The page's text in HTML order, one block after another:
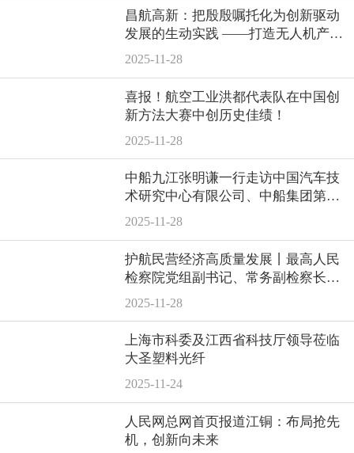
昌航高新：把殷殷嘱托化为创新驱动
发展的生动实践 ——打造无人机产业
多元化发展新格局
2025-11-28
喜报！航空工业洪都代表队在中国创
新方法大赛中创历史佳绩！
2025-11-28
中船九江张明谦一行走访中国汽车技
术研究中心有限公司、中船集团第七
〇五研究所
2025-11-28
护航民营经济高质量发展丨最高人民
检察院党组副书记、常务副检察长童
建明一行莅临泰豪
2025-11-28
上海市科委及江西省科技厅领导莅临
大圣塑料光纤
2025-11-24
人民网总网首页报道江铜：布局抢先
机，创新向未来